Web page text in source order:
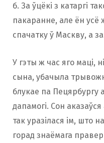
б. За ўцёкі з катаргі
пакаранне, але ён усё
спачатку ў Маскву, а
У гэты ж час яго маці,
сына, убачыла
блукае па Пецярбургу
дапамогі. Сон
так уразілася ім, што
горад знаёмага